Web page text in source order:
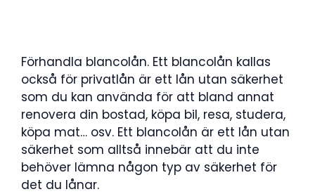
Förhandla blancolån. Ett blancolån kallas
också för privatlån är ett lån utan säkerhet
som du kan använda för att bland annat
renovera din bostad, köpa bil, resa, studera,
köpa mat… osv. Ett blancolån är ett lån utan
säkerhet som alltså innebär att du inte
behöver lämna någon typ av säkerhet för
det du lånar.